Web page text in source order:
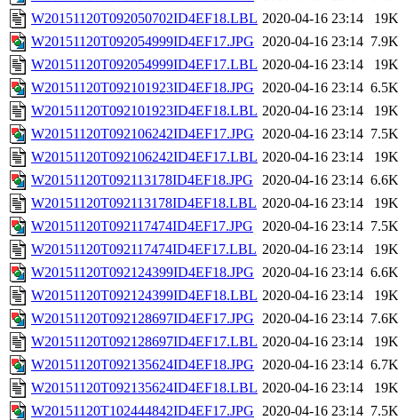
W20151120T092050702ID4EF18.LBL 2020-04-16 23:14
19K
W20151120T092054999ID4EF17.JPG 2020-04-16 23:14 7.9K
W20151120T092054999ID4EF17.LBL 2020-04-16 23:14
19K
W20151120T092101923ID4EF18.JPG 2020-04-16 23:14 6.5K
W20151120T092101923ID4EF18.LBL 2020-04-16 23:14
19K
W20151120T092106242ID4EF17.JPG 2020-04-16 23:14 7.5K
W20151120T092106242ID4EF17.LBL 2020-04-16 23:14
19K
W20151120T092113178ID4EF18.JPG
2020-04-16 23:14 6.6K
W20151120T092113178ID4EF18.LBL 2020-04-16 23:14
19K
W20151120T092117474ID4EF17.JPG
2020-04-16 23:14 7.5K
W20151120T092117474ID4EF17.LBL 2020-04-16 23:14
19K
W20151120T092124399ID4EF18.JPG 2020-04-16 23:14 6.6K
W20151120T092124399ID4EF18.LBL 2020-04-16 23:14
19K
W20151120T092128697ID4EF17.JPG 2020-04-16 23:14 7.6K
W20151120T092128697ID4EF17.LBL 2020-04-16 23:14
19K
W20151120T092135624ID4EF18.JPG 2020-04-16 23:14 6.7K
W20151120T092135624ID4EF18.LBL 2020-04-16 23:14
19K
W20151120T102444842ID4EF17.JPG 2020-04-16 23:14 7.5K